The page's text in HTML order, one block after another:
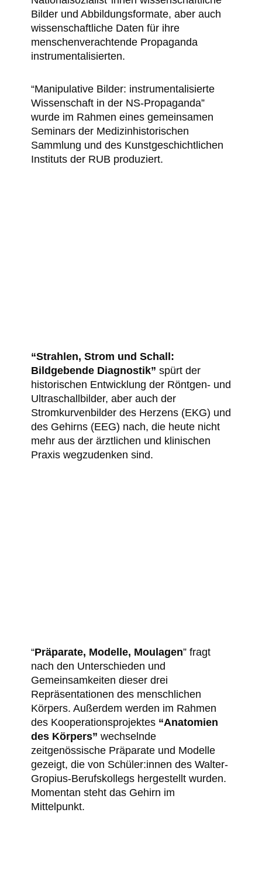
Bilder und Abbildungsformate, aber auch
wissenschaftliche Daten für ihre
menschenverachtende Propaganda
instrumentalisierten.
“Manipulative Bilder: instrumentalisierte
Wissenschaft in der NS-Propaganda”
wurde im Rahmen eines gemeinsamen
Seminars der Medizinhistorischen
Sammlung und des Kunstgeschichtlichen
Instituts der RUB produziert.
“Strahlen, Strom und Schall:
Bildgebende Diagnostik” spürt der
historischen Entwicklung der Röntgen- und
Ultraschallbilder, aber auch der
Stromkurvenbilder des Herzens (EKG) und
des Gehirns (EEG) nach, die heute nicht
mehr aus der ärztlichen und klinischen
Praxis wegzudenken sind.
“Präparate, Modelle, Moulagen” fragt
nach den Unterschieden und
Gemeinsamkeiten dieser drei
Repräsentationen des menschlichen
Körpers. Außerdem werden im Rahmen
des Kooperationsprojektes “Anatomien
des Körpers” wechselnde
zeitgenössische Präparate und Modelle
gezeigt, die von Schüler:innen des Walter-
Gropius-Berufskollegs hergestellt wurden.
Momentan steht das Gehirn im
Mittelpunkt.